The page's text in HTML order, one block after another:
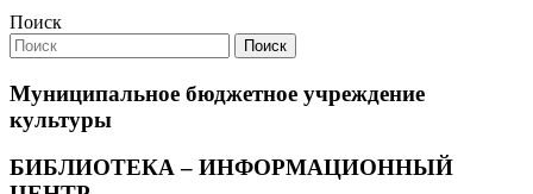
Поиск
Поиск
Муниципальное бюджетное учреждение
культуры
БИБЛИОТЕКА – ИНФОРМАЦИОННЫЙ